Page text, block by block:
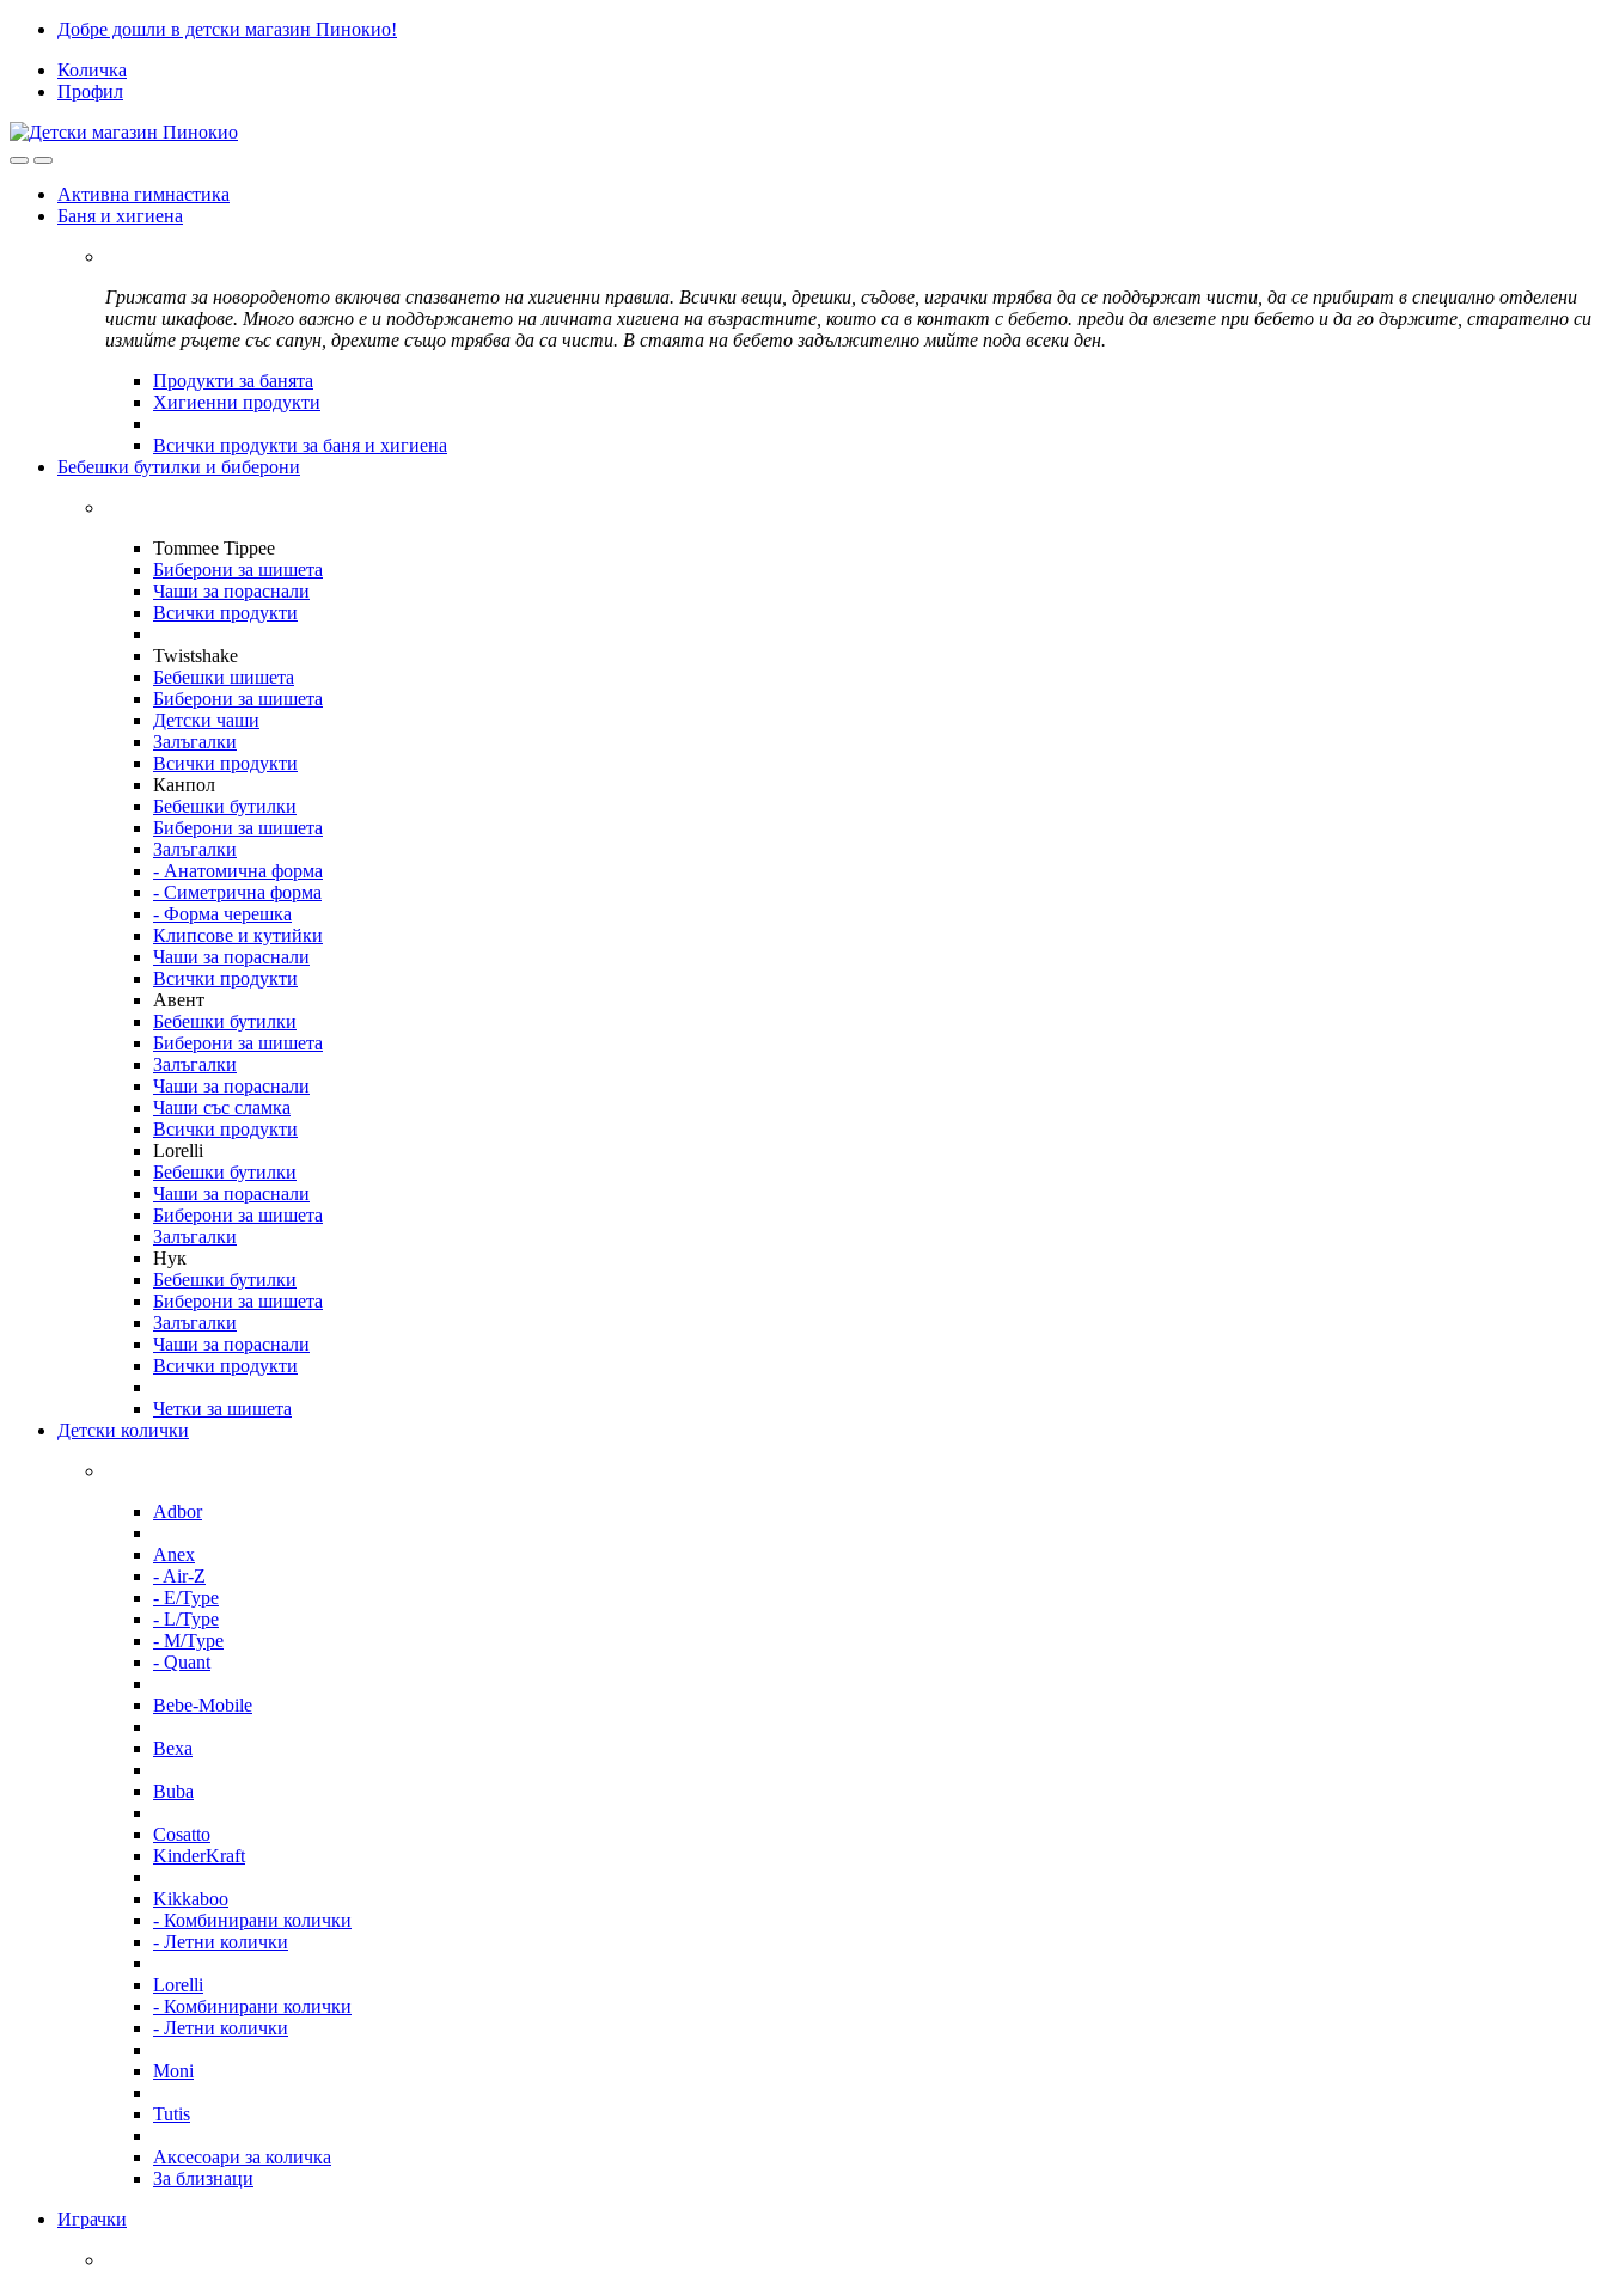
Skip
navigation
Skip
content
Добре дошли в детски магазин Пинокио!
Количка
Профил
Активна гимнастика
Баня и хигиена
Грижата за новороденото включва спазването на хигиенни правила. Всички вещи, дрешки, съдове, играчки трябва да се поддържат чисти, да се прибират в специално отделени
чисти шкафове. Много важно е и поддържането на личната хигиена на възрастните, които са в контакт с бебето. преди да влезете при бебето и да го държите, старателно си
измийте ръцете със сапун, дрехите също трябва да са чисти. В стаята на бебето задължително мийте пода всеки ден.
Продукти за банята
Хигиенни продукти
Всички продукти за баня и хигиена
Бебешки бутилки и биберони
Tommee Tippee
Биберони за шишета
Чаши за пораснали
Всички продукти
Twistshake
Бебешки шишета
Биберони за шишета
Детски чаши
Залъгалки
Всички продукти
Канпол
Бебешки бутилки
Биберони за шишета
Залъгалки
- Анатомична форма
- Симетрична форма
- Форма черешка
Клипсове и кутийки
Чаши за пораснали
Всички продукти
Авент
Бебешки бутилки
Биберони за шишета
Залъгалки
Чаши за пораснали
Чаши със сламка
Всички продукти
Lorelli
Бебешки бутилки
Чаши за пораснали
Биберони за шишета
Залъгалки
Нук
Бебешки бутилки
Биберони за шишета
Залъгалки
Чаши за пораснали
Всички продукти
Четки за шишета
Детски колички
Adbor
Anex
- Air-Z
- E/Type
- L/Type
- M/Type
- Quant
Bebe-Mobile
Bexa
Buba
Cosatto
KinderKraft
Kikkaboo
- Комбинирани колички
- Летни колички
Lorelli
- Комбинирани колички
- Летни колички
Moni
Tutis
Аксесоари за количка
За близнаци
Играчки